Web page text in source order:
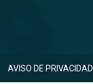
AVISO DE PRIVACIDAD